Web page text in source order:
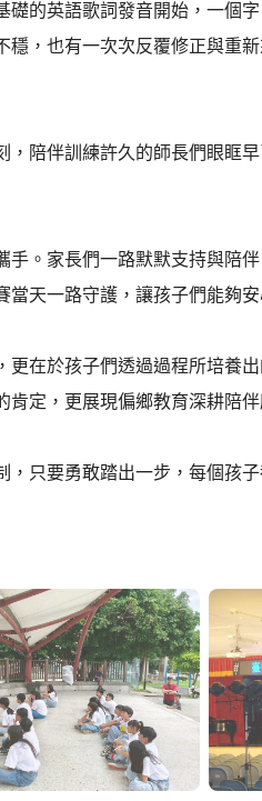
的英語歌詞發音開始，一個
，也有一次次反覆修正與重
陪伴訓練許久的師長們眼眶
。家長們一路默默支持與陪
天一路守護，讓孩子們能夠
在於孩子們透過過程所培養
定，更展現偏鄉教育深耕陪伴
只要勇敢踏出一步，每個孩子